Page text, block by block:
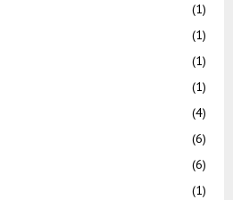
(1)
(1)
(1)
(1)
(4)
(6)
(6)
(1)